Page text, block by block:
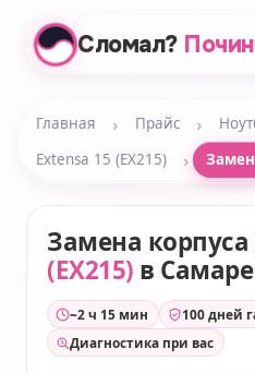
Сломал?
Главная › Прайс ›
Extensa 15 (EX215) ›
Замена корпуса
(EX215) в Самаре
~2 ч 15 мин
100 дней
Диагностика при вас